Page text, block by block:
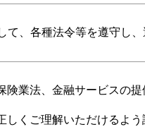
て、各種法令等を遵守し、
険業法、金融サービスの
しくご理解いただけるよ